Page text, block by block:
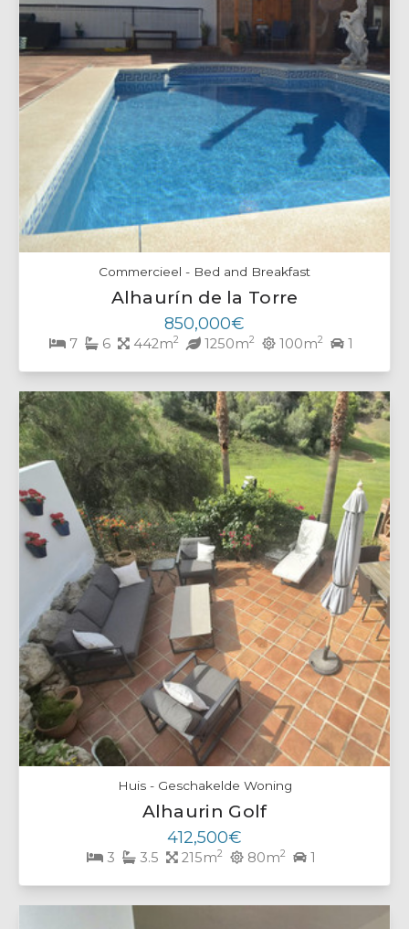
Commercieel - Bed and Breakfast
Alhaurín de la Torre
850,000€
7 6 442m2 1250m2 100m2 1
Huis - Geschakelde Woning
Alhaurin Golf
412,500€
3 3.5 215m2 80m2 1